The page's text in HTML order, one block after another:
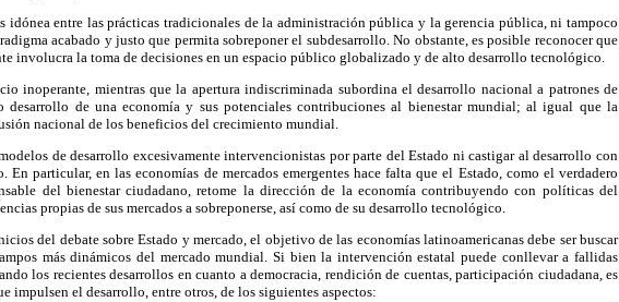
idónea entre las prácticas tradicionales de la administración pública y la gerencia pública, ni tampoco
acabado y justo que permita sobreponer el subdesarrollo. No obstante, es posible reconocer que
involucra la toma de decisiones en un espacio público globalizado y de alto desarrollo tecnológico.
inoperante, mientras que la apertura indiscriminada subordina el desarrollo nacional a patrones de
desarrollo de una economía y sus potenciales contribuciones al bienestar mundial; al igual que la
nacional de los beneficios del crecimiento mundial.
de desarrollo excesivamente intervencionistas por parte del Estado ni castigar al desarrollo con
particular, en las economías de mercados emergentes hace falta que el Estado, como el verdadero
del bienestar ciudadano, retome la dirección de la economía contribuyendo con políticas del
propias de sus mercados a sobreponerse, así como de su desarrollo tecnológico.
del debate sobre Estado y mercado, el objetivo de las economías latinoamericanas debe ser buscar
más dinámicos del mercado mundial. Si bien la intervención estatal puede conllevar a fallidas
los recientes desarrollos en cuanto a democracia, rendición de cuentas, participación ciudadana, es
impulsen el desarrollo, entre otros, de los siguientes aspectos: